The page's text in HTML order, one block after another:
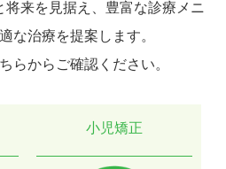
来を見据え、豊富な診療メニ
な治療を提案します。
らからご確認ください。
小児矯正